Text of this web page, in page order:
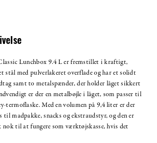
Lunchbox 9.4 L er fremstillet i kraftigt,
stål med pulverlakeret overflade og har et solidt
samt to metalspænder, der holder låget sikkert
er der en metalbøjle i låget, som passer til
termoflaske. Med en volumen på 9,4 liter er der
til madpakke, snacks og ekstraudstyr, og den er
til at fungere som værktøjskasse, hvis det